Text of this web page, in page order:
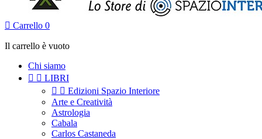
 Carrello 0
Il carrello è vuoto
Chi siamo
  LIBRI
  Edizioni Spazio Interiore
Arte e Creatività
Astrologia
Cabala
Carlos Castaneda